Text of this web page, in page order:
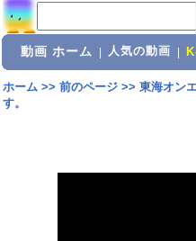
動画 ホーム 人気の動画
ホーム>> 前のページ>> 東海オン
す。